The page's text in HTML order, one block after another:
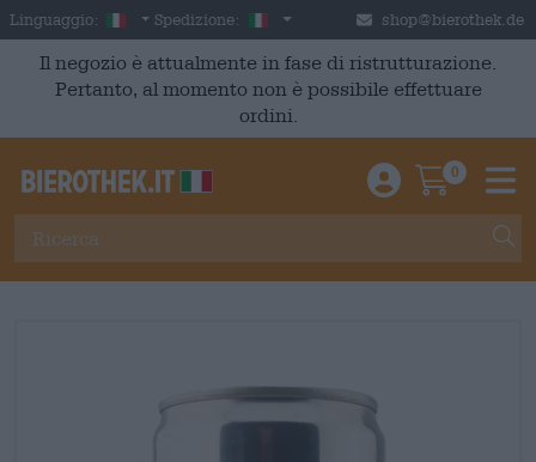
Skip to main content
Linguaggio: Italian
Spedizione: Italia shop@bierothek.de
Il negozio è attualmente in fase di ristrutturazione.
Pertanto, al momento non è possibile effettuare
ordini.
Einloggen /
0